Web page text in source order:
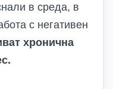
в среда, в
с негативен
хронична